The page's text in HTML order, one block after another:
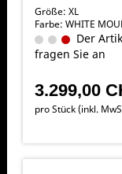
Größe: XL
Farbe: WHITE
Der
fragen Sie an
3.299,00
pro Stück (inkl.